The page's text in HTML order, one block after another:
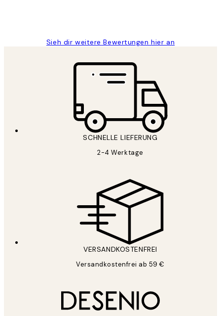
Sieh dir weitere Bewertungen hier an
SCHNELLE LIEFERUNG
2-4 Werktage
VERSANDKOSTENFREI
Versandkostenfrei ab 59 €